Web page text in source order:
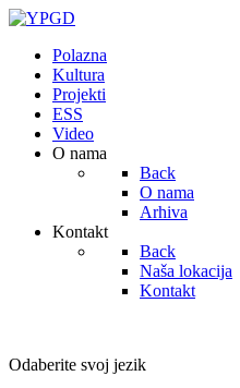
Polazna
Kultura
Projekti
ESS
Video
O nama
Back
O nama
Arhiva
Kontakt
Back
Naša lokacija
Kontakt
Odaberite svoj jezik